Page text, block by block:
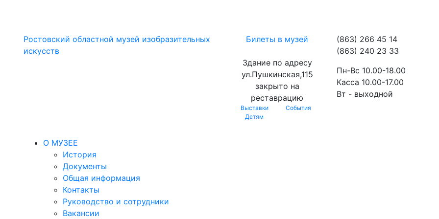
Ростовский областной музей изобразительных
искусств
Билеты в музей
Здание по адресу
ул.Пушкинская,115
закрыто на
реставрацию
Выставки
События
Детям
(863) 266 45 14
(863) 240 23 33
Пн-Вс 10.00-18.00
Касса 10.00-17.00
Вт - выходной
О МУЗЕЕ
История
Документы
Общая информация
Контакты
Руководство и сотрудники
Вакансии